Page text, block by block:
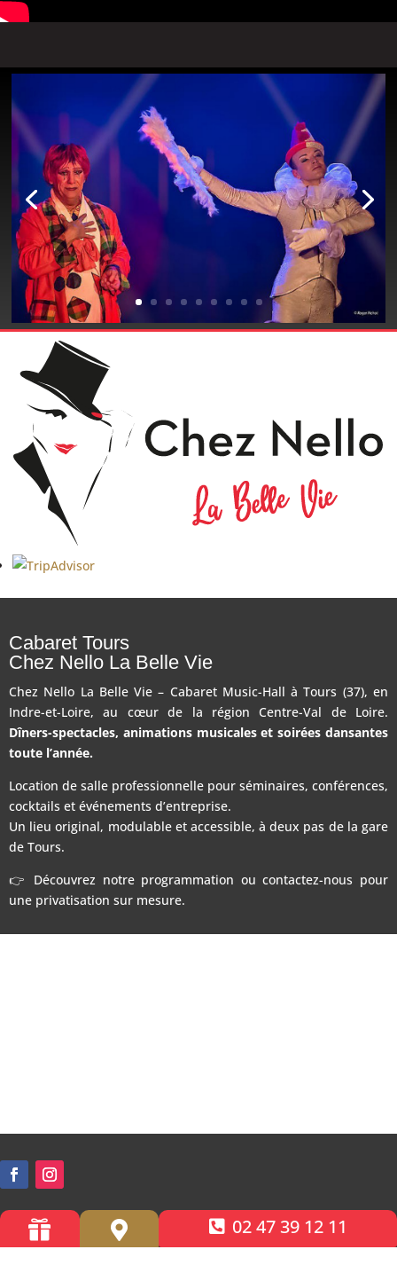
Cabaret Tours
Chez Nello La Belle Vie
Chez Nello La Belle Vie – Cabaret Music-Hall à Tours (37), en
Indre-et-Loire, au cœur de la région Centre-Val de Loire.
Dîners-spectacles, animations musicales et soirées dansantes
toute l’année.
Location de salle professionnelle pour séminaires, conférences,
cocktails et événements d’entreprise.
Un lieu original, modulable et accessible, à deux pas de la gare
de Tours.
👉 Découvrez notre programmation ou contactez-nous pour
une privatisation sur mesure.
Accessibilité PMR
  02 47 39 12 11